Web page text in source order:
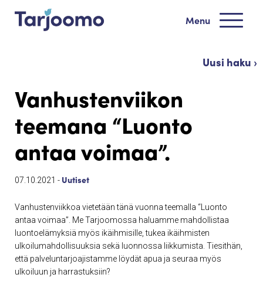
Siirry sisältöön
Menu
Uusi haku ›
Vanhustenviikon
teemana “Luonto
antaa voimaa”.
07.10.2021 - Uutiset
Vanhustenviikkoa vietetään tänä vuonna teemalla “Luonto
antaa voimaa”. Me Tarjoomossa haluamme mahdollistaa
luontoelämyksiä myös ikäihmisille, tukea ikäihmisten
ulkoilumahdollisuuksia sekä luonnossa liikkumista. Tiesithän,
että palveluntarjoajistamme löydät apua ja seuraa myös
ulkoiluun ja harrastuksiin?